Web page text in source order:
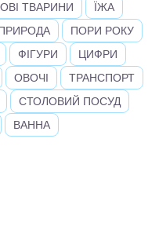
ТВАРИНИ
ЇЖА
ПОРИ РОКУ
ФІГУРИ
ЦИФРИ
ОВОЧІ
ТРАНСПОРТ
СТОЛОВИЙ ПОСУД
ВАННА